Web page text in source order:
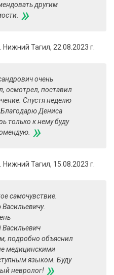
другим
»
Тагил, 22.08.2023 г.
очень
осмотрел, поставил
Спустя неделю
Дениса
только к нему буду
»
Тагил, 15.08.2023 г.
самочувствие.
Васильевич
подробно объяснил
медицинскими
языком. Буду
невролог! »